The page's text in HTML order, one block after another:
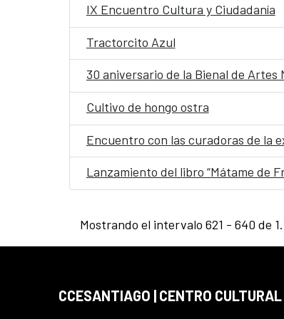
IX Encuentro Cultura y Ciudadanía
Tractorcito Azul
30 aniversario de la Bienal de Artes
Cultivo de hongo ostra
Encuentro con las curadoras de la
Lanzamiento del libro “Mátame de
Mostrando el intervalo 621 - 640 de
CCESANTIAGO | CENTRO